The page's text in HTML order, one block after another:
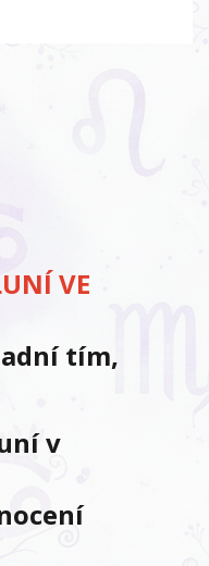
VE
tím,
v